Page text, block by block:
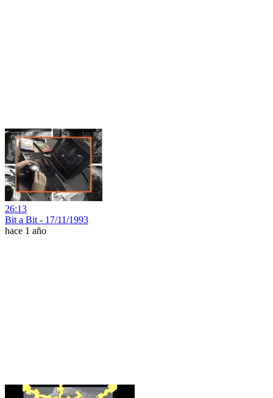
26:13
Bit a Bit - 17/11/1993
hace 1 año